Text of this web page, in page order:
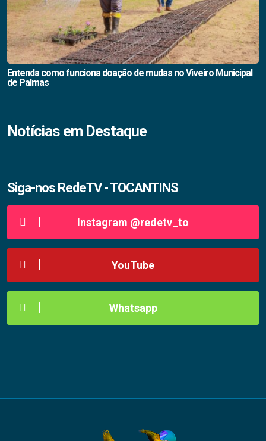
Entenda como funciona doação de mudas no Viveiro Municipal
de Palmas
Notícias em Destaque
Siga-nos RedeTV - TOCANTINS
Instagram @redetv_to
YouTube
Whatsapp